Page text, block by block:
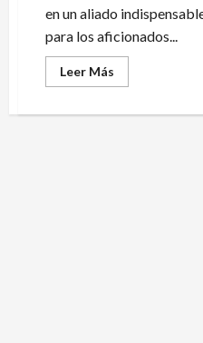
en un aliado
para los aficionados...
Leer Más
más
Olas,